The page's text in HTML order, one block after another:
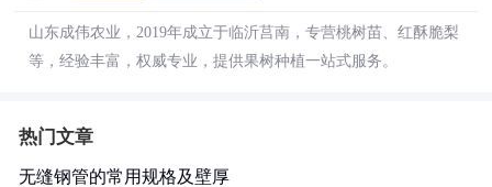
山东成伟农业，2019年成立于临沂莒南，专营桃树苗、红酥脆梨
等，经验丰富，权威专业，提供果树种植一站式服务。
热门文章
无缝钢管的常用规格及壁厚